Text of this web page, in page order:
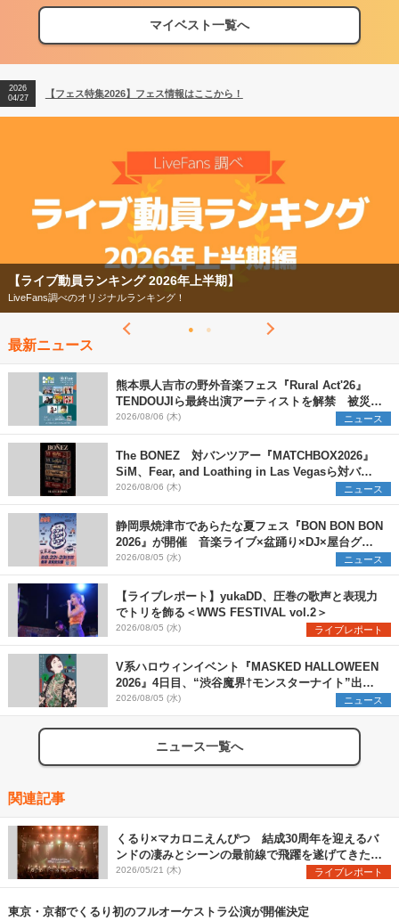
マイベスト一覧へ
【フェス特集2026】フェス情報はここから！
【ライブ動員ランキング】2026年上半期編発表！
2026
04/27
【フェス特集2026】フェス情報はここから！
2026
【ライブ動員ランキング 2026年上半期】
LiveFans調べのオリジナルランキング！
最新ニュース
熊本県人吉市の野外音楽フェス『Rural Act'26』
TENDOUJIら最終出演アーティストを解禁 被災地
支援プロジェクトの始動も発表
2026/08/06 (木) ニュース
The BONEZ 対バンツアー『MATCHBOX2026』
SiM、Fear, and Loathing in Las Vegasら対バン
アーティストを一斉解禁
2026/08/06 (木) ニュース
静岡県焼津市であらたな夏フェス『BON BON BON
2026』が開催 音楽ライブ×盆踊り×DJ×屋台グル
メ×ランタンナイトで彩る2日間
2026/08/05 (水) ニュース
【ライブレポート】yukaDD、圧巻の歌声と表現力
でトリを飾る＜WWS FESTIVAL vol.2＞
2026/08/05 (水) ライブレポート
V系ハロウィンイベント『MASKED HALLOWEEN
2026』4日目、“渋谷魔界†モンスターナイト”出演6
組を発表
2026/08/05 (水) ニュース
ニュース一覧へ
関連記事
くるり×マカロニえんぴつ 結成30周年を迎えるバ
ンドの凄みとシーンの最前線で飛躍を遂げてきたバ
ンドの勢いを見た『MUSIC SPLASH!!』2日目レポ
ート
2026/05/21 (木) ライブレポート
東京・京都でくるり初のフルオーケストラ公演が開催決定